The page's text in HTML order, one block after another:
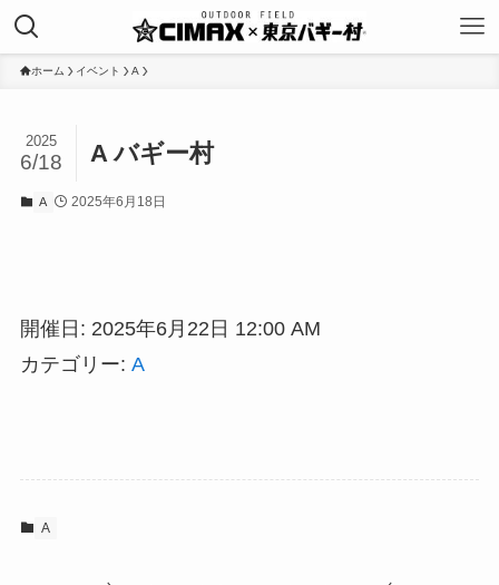
ホーム イベント A
A バギー村
2025
6/18
A 2025年6月18日
開催日: 2025年6月22日 12:00 AM
カテゴリー: A
A